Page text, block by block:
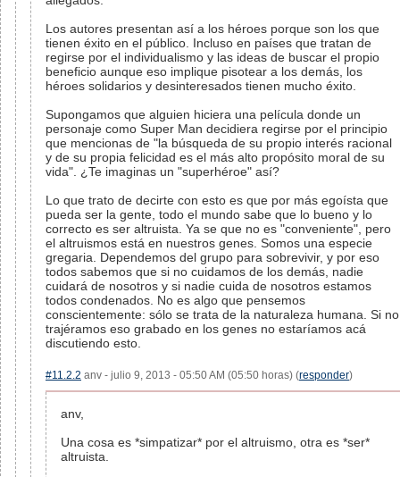
Los autores presentan así a los héroes porque son los que
tienen éxito en el público. Incluso en países que tratan de
regirse por el individualismo y las ideas de buscar el propio
beneficio aunque eso implique pisotear a los demás, los
héroes solidarios y desinteresados tienen mucho éxito.
Supongamos que alguien hiciera una película donde un
personaje como Super Man decidiera regirse por el principio
que mencionas de "la búsqueda de su propio interés racional
y de su propia felicidad es el más alto propósito moral de su
vida". ¿Te imaginas un "superhéroe" así?
Lo que trato de decirte con esto es que por más egoísta que
pueda ser la gente, todo el mundo sabe que lo bueno y lo
correcto es ser altruista. Ya se que no es "conveniente", pero
el altruismos está en nuestros genes. Somos una especie
gregaria. Dependemos del grupo para sobrevivir, y por eso
todos sabemos que si no cuidamos de los demás, nadie
cuidará de nosotros y si nadie cuida de nosotros estamos
todos condenados. No es algo que pensemos
conscientemente: sólo se trata de la naturaleza humana. Si no
trajéramos eso grabado en los genes no estaríamos acá
discutiendo esto.
#11.2.2 anv - julio 9, 2013 - 05:50 AM (05:50 horas) (responder)
anv,
Una cosa es *simpatizar* por el altruismo, otra es *ser*
altruista.